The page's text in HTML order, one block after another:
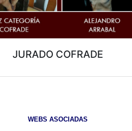
JURADO COFRADE
WEBS ASOCIADAS